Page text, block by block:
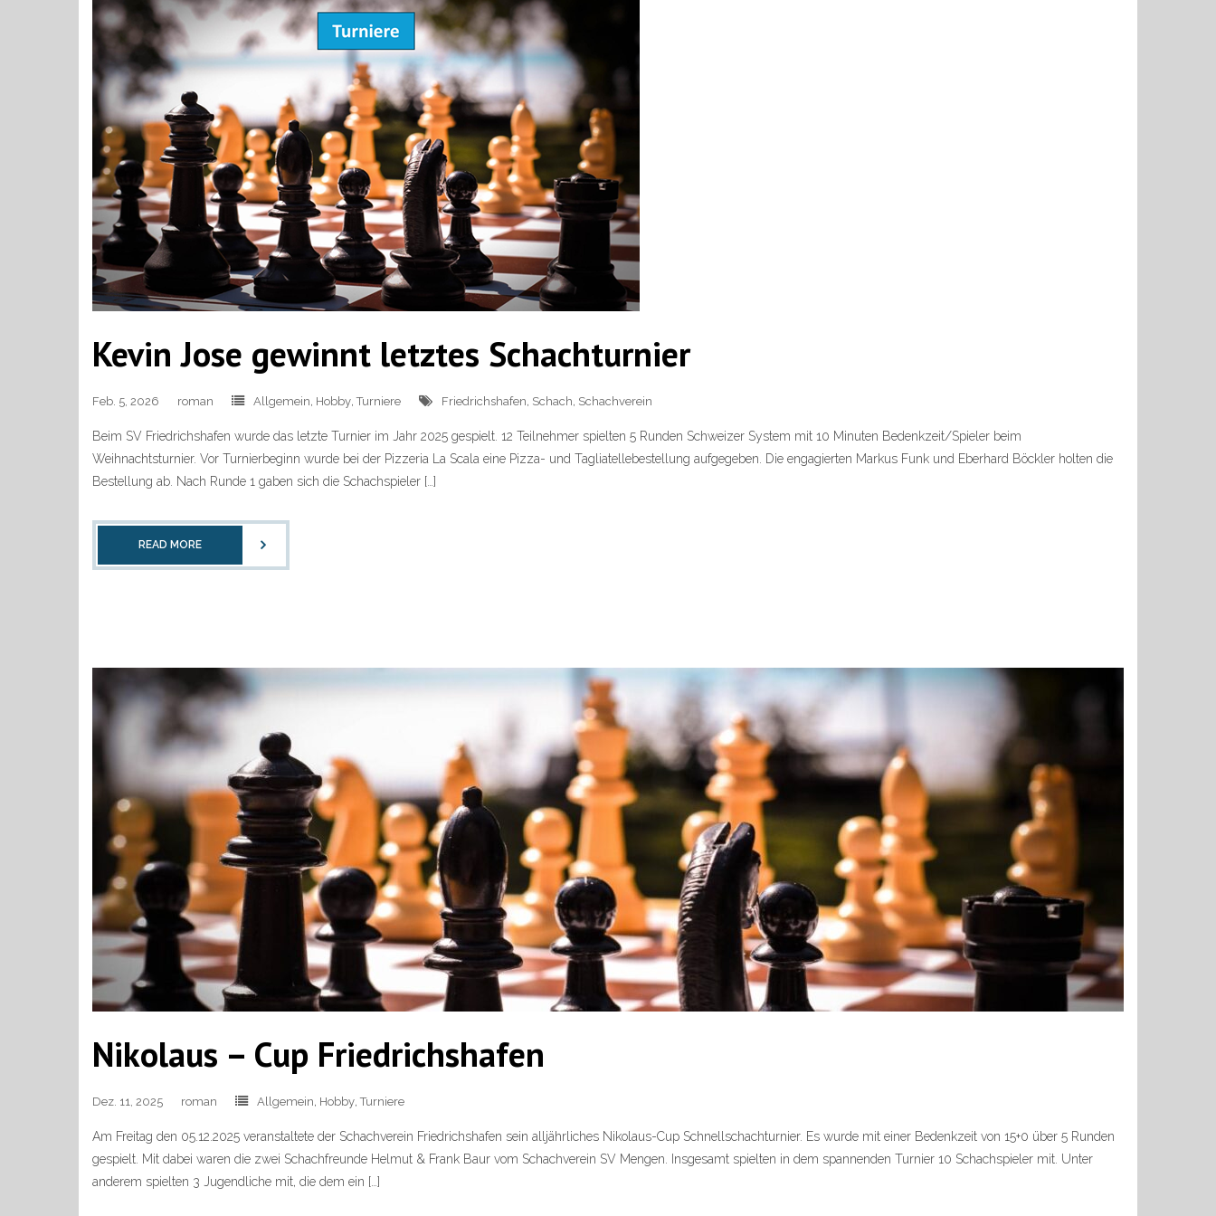
Kevin Jose gewinnt letztes Schachturnier
Feb. 5, 2026 roman Allgemein, Hobby,Turniere Friedrichshafen, Schach, Schachverein
Beim SV Friedrichshafen wurde das letzte Turnier im Jahr 2025 gespielt. 12 Teilnehmer spielten 5 Runden Schweizer System mit 10 Minuten Bedenkzeit/Spieler beim
Weihnachtsturnier. Vor Turnierbeginn wurde bei der Pizzeria La Scala eine Pizza- und Tagliatellebestellung aufgegeben. Die engagierten Markus Funk und Eberhard Böckler holten die
Bestellung ab. Nach Runde 1 gaben sich die Schachspieler […]
READ MORE
Nikolaus – Cup Friedrichshafen
Dez. 11, 2025 roman Allgemein, Hobby,Turniere
Am Freitag den 05.12.2025 veranstaltete der Schachverein Friedrichshafen sein alljährliches Nikolaus-Cup Schnellschachturnier. Es wurde mit einer Bedenkzeit von 15+0 über 5 Runden
gespielt. Mit dabei waren die zwei Schachfreunde Helmut & Frank Baur vom Schachverein SV Mengen. Insgesamt spielten in dem spannenden Turnier 10 Schachspieler mit. Unter
anderem spielten 3 Jugendliche mit, die dem ein […]